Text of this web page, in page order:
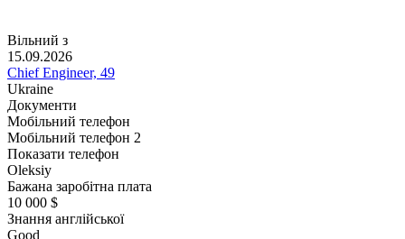
Вільний з
15.09.2026
Chief Engineer, 49
Ukraine
Документи
Мобільний телефон
Мобільний телефон 2
Показати телефон
Oleksiy
Бажана заробітна плата
10 000 $
Знання англійської
Good